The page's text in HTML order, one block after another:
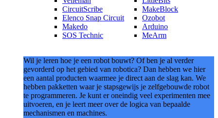
CircuitScribe
Elenco Snap Circuit
Makedo
SOS Technic
MakeBlock
Ozobot
Arduino
MeArm
Wil je leren hoe je een robot bouwt? Of ben je al verder
gevorderd op het gebied van robotica? Dan hebben we hier
een aantal producten waarmee je direct aan de slag kan. We
hebben pakketten waar je stapsgewijs je zelfgebouwde robot
te programmeren. Je kunt er oneindig veel experimenten mee
uitvoeren, en je leert meer over de logica van bepaalde
mechanismen en machines.